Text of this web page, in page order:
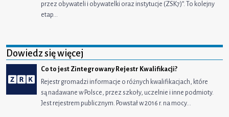
przez obywateli i obywatelki oraz instytucje (ZSK7)”. To kolejny
etap…
Dowiedz się więcej
Co to jest Zintegrowany Rejestr Kwalifikacji?
Rejestr gromadzi informacje o różnych kwalifikacjach, które
są nadawane w Polsce, przez szkoły, uczelnie i inne podmioty.
Jest rejestrem publicznym. Powstał w 2016 r. na mocy…